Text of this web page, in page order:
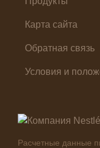
Карта сайта
Обратная связь
Условия и
Расчетные данные